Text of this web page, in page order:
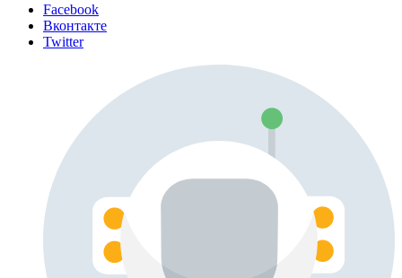
Facebook
Вконтакте
Twitter